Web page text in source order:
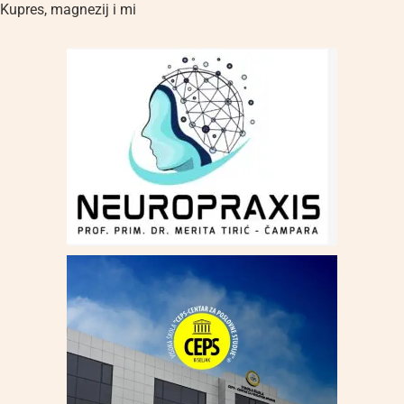
Kupres, magnezij i mi